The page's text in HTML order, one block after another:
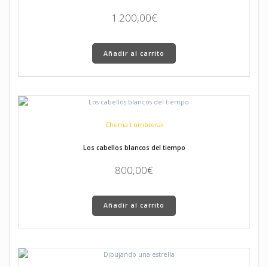
1.200,00€
Añadir al carrito
Chema Lumbreras
Los cabellos blancos del tiempo
800,00€
Añadir al carrito